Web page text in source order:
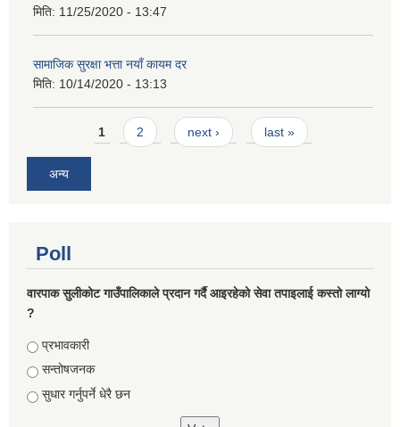
मिति: 11/25/2020 - 13:47
सामाजिक सुरक्षा भत्ता नयाँ कायम दर
मिति: 10/14/2020 - 13:13
Pages1 2 next › last »
अन्य
Poll
वारपाक सुलीकोट गाउँपालिकाले प्रदान गर्दै आइरहेको सेवा तपाइलाई कस्तो लाग्यो
?
Choices
प्रभावकारी
सन्तोषजनक
सुधार गर्नुपर्ने धेरै छन